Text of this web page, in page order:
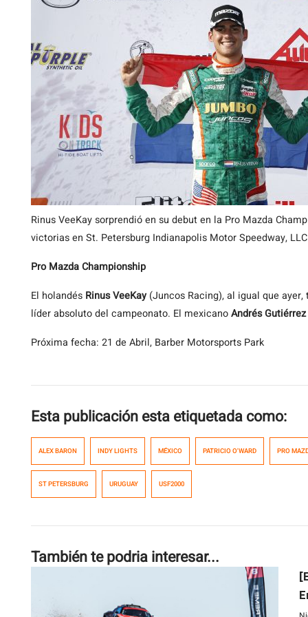
Rinus VeeKay sorprendió en su debut en la Pro Mazda
victorias en St. Petersburg Indianapolis Motor Speedway,
Pro Mazda Championship
El holandés Rinus VeeKay(Juncos Racing), al igual que
líder absoluto del campeonato. El mexicanoAndrés Gutiérrez
Próxima fecha: 21 de Abril, Barber Motorsports Park
Esta publicación esta etiquetada como:
ALEX BARON INDY LIGHTS MÉXICO PATRICIO O'WARD PRO
ST PETERSBURG URUGUAY USF2000
También te podria interesar...